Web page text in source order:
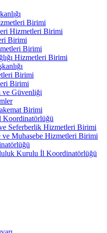
Birimi
Hizmetleri Birimi
Birimi
Birimi
Hizmetleri Birimi
Birimi
Birimi
ve Güvenliği
Birimi
Koordinatörlüğü
Seferberlik Hizmetleri Birimi
ve Muhasebe Hizmetleri Birimi
Kurulu İl Koordinatörlüğü